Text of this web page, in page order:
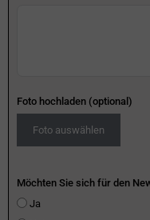
Foto hochladen (optional)
Foto auswählen
Möchten Sie sich für den
Ja